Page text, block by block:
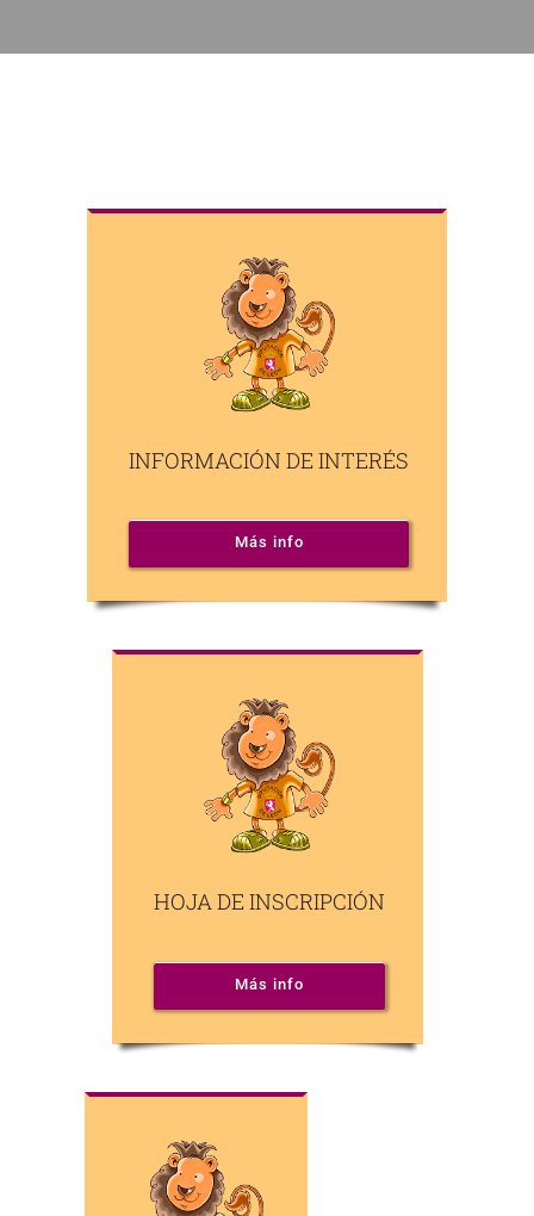
INFORMACIÓN DE INTERÉS
Más info
HOJA DE INSCRIPCIÓN
Más info